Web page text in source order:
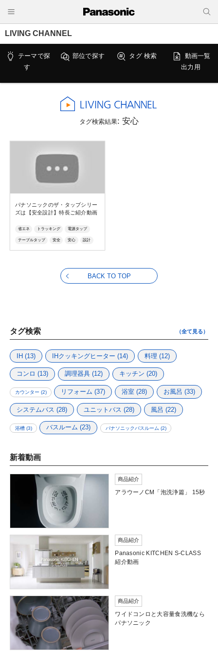
LIVING CHANNEL
テーマで探
す
部位で探す タグ 検索
動画一覧
出力用
タグ検索結果: 安心
パナソニックのザ・タップシリー
ズは【安全設計】特長ご紹介動画
省エネ トラッキング 電源タップ
テーブルタップ 安全 安心 設計
防水 水に強い ホコリに強い
BACK TO TOP
タグ検索 （全て見る）
IH(13) IHクッキングヒーター (14) 料理 (12)
コンロ (13) 調理器具(12) キッチン (20)
カウンター (2) リフォーム (37) 浴室 (28) お風呂 (33)
システムバス (28) ユニットバス (28) 風呂 (22)
浴槽(3) バスルーム (23) パナソニックバスルーム (2)
新着動画
商品紹介
アラウーノCM「泡洗浄篇」 15秒
商品紹介
Panasonic KITCHEN S-CLASS
紹介動画
商品紹介
ワイドコンロと大容量食洗機なら
パナソニック